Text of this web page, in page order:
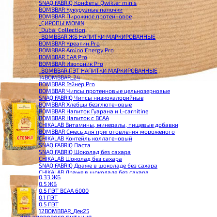
SNAQ FABRIQ Конфеты Qwikler minis
BOMBBAR Кукурузные палочки
BOMBBAR Пирожное протеиновое
_CИРОПЫ MONIN
_Dubai Collection
_BOMBBAR ЖБ НАПИТКИ МАРКИРОВАННЫЕ
BOMBBAR Креатин Pro
BOMBBAR Amino Energy Pro
BOMBBAR EAA Pro
BOMBBAR Изотоник Pro
_BOMBBAR ПЭТ НАПИТКИ МАРКИРОВАННЫЕ
14BOMBBAR_24
BOMBBAR Гейнер Pro
BOMBBAR Чипсы протеиновые цельнозерновые
SNAQ FABRIQ Чипсы низкокалорийные
BOMBBAR Хлебцы безглютеновые
BOMBBAR Напиток Гуарана и L-carnitine
BOMBBAR Напиток с BCAA
CHIKALAB Витамины, минералы, пищевые добавки
BOMBBAR Смесь для приготовления мороженого
CHIKALAB Коктейль коллагеновый
SNAQ FABRIQ Паста
SNAQ FABRIQ Шоколад без сахара
CHIKALAB Шоколад без сахара
SNAQ FABRIQ Драже в шоколаде без сахара
CHIKALAB Драже в шоколаде без сахара
BOMBBAR Каша овсяная с белком
BOMBBAR Джем низкокалорийный
BOMBBAR Сахарозаменитель
BOMBBAR Паста
CHIKALAB Паста
CHIKALAB Смеси для выпечки
0.33 ЖБ
0.5 ЖБ
0.5 ПЭТ ВСАА 6000
0.1 ПЭТ
0.5 ПЭТ
12BOMBBAR_Дек25